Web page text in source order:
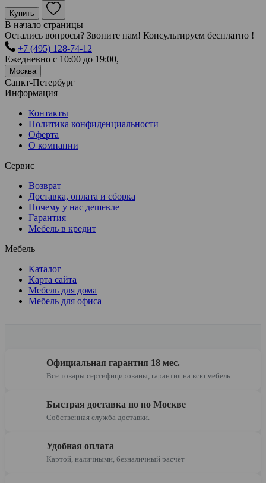
Купить
В начало страницы
Остались вопросы? Звоните нам! Консультируем бесплатно !
+7 (495) 128-74-12
Ежедневно с 10:00 до 19:00,
Москва
Санкт-Петербург
Информация
Контакты
Политика конфиденциальности
Оферта
О компании
Сервис
Возврат
Доставка, оплата и сборка
Почему у нас дешевле
Гарантия
Мебель в кредит
Мебель
Каталог
Карта сайта
Мебель для дома
Мебель для офиса
Официальная гарантия 18 мес.
Все товары сертифицированы, гарантия на всю мебель
Быстрая доставка по по Москве
Собственная служба доставки.
Удобная оплата
Картой, наличными, безналичный расчёт